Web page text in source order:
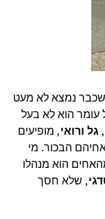
נמצא לא מעט
עומר הוא לא בעל
גל ורואי, מופיעים
הבכור. מי
הוא מנהלו
, שלא חסך